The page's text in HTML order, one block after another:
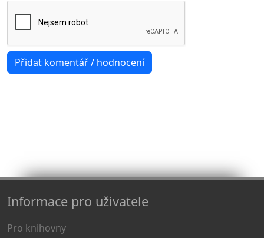
Informace pro uživatele
Pro knihovny